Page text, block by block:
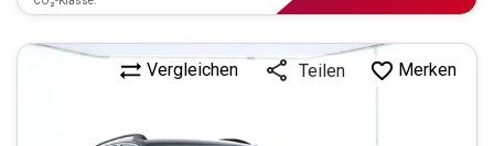
Vergleichen Teilen Merken